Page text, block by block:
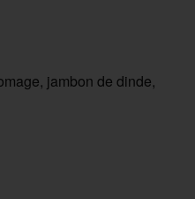
jambon de dinde,